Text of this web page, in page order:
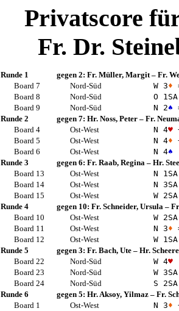
Privatscore
Fr. Dr.
Runde 1 gegen 2: Fr. Müller, Margit– Fr.
Board 7
Nord-Süd W 3♦
Board 8
Nord-Süd O 1SA
Board 9
Nord-Süd N 2♠
Runde 2
gegen 7: Hr. Noss, Peter– Fr.
Board 4
Ost-West N 4♥
Board 5
Ost-West N 4♦
Board 6
Ost-West N 4♠
Runde 3
gegen 6: Fr. Raab, Regina– Hr.
Board 13
Ost-West N 1SA
Board 14
Ost-West N 3SA
Board 15
Ost-West W 2SA
Runde 4
gegen 10: Fr. Schneider, Ursula–
Board 10
Ost-West W 2SA
Board 11
Ost-West N 3♦
Board 12
Ost-West W 1SA
Runde 5
gegen 3: Fr. Bach, Ute– Hr.
Board 22
Nord-Süd W 4♥
Board 23
Nord-Süd W 3SA
Board 24
Nord-Süd S 2SA
Runde 6
gegen 5: Hr. Aksoy, Yilmaz– Fr.
Board 1
Ost-West N 3♦